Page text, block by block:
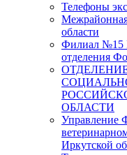
Телефоны
области
Филиал №15
отделения
ОБЛАСТИ
Управление
Иркутской